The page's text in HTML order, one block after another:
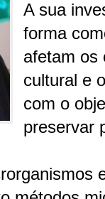
A sua
forma
afetam os
cultural e
com o
preservar